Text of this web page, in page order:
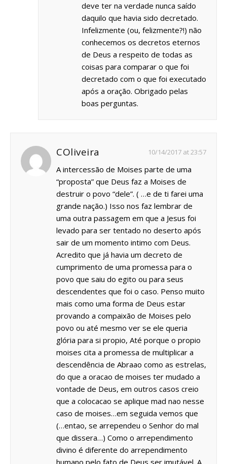
deve ter na verdade nunca saído
daquilo que havia sido decretado.
Infelizmente (ou, felizmente?!) não
conhecemos os decretos eternos
de Deus a respeito de todas as
coisas para comparar o que foi
decretado com o que foi executado
após a oração. Obrigado pelas
boas perguntas.
COliveira 10/14/2017 at 23:57
A intercessão de Moises parte de uma
“proposta” que Deus faz a Moises de
destruir o povo “dele”. ( …e de ti farei uma
grande nação.) Isso nos faz lembrar de
uma outra passagem em que a Jesus foi
levado para ser tentado no deserto após
sair de um momento intimo com Deus.
Acredito que já havia um decreto de
cumprimento de uma promessa para o
povo que saiu do egito ou para seus
descendentes que foi o caso. Penso muito
mais como uma forma de Deus estar
provando a compaixão de Moises pelo
povo ou até mesmo ver se ele queria
glória para si propio, Até porque o propio
moises cita a promessa de multiplicar a
descendência de Abraao como as estrelas,
do que a oracao de moises ter mudado a
vontade de Deus, em outros casos creio
que a colocacao se aplique mad nao nesse
caso de moises…em seguida vemos que
(…entao, se arrependeu o Senhor do mal
que dissera…) Como o arrependimento
divino é diferente do arrependimento